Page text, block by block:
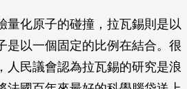
量化原子的碰撞，拉瓦錫則是以
是以一個固定的比例在結合。很
人民議會認為拉瓦錫的研究是浪